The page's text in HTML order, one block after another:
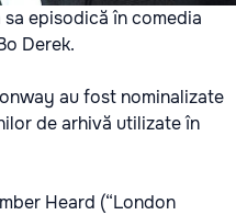
episodică în comedia
Derek.
au fost nominalizate
de arhivă utilizate în
Heard (“London